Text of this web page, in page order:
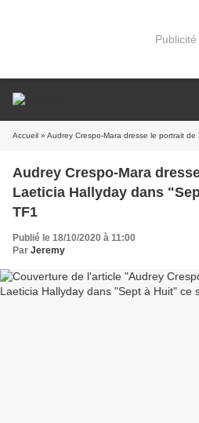
Publicité
Accueil » Audrey Crespo-Mara dresse le portrait de
Audrey Crespo-Mara
Laeticia Hallyday dans
TF1
Publié le 18/10/2020 à 11:00
Par Jeremy